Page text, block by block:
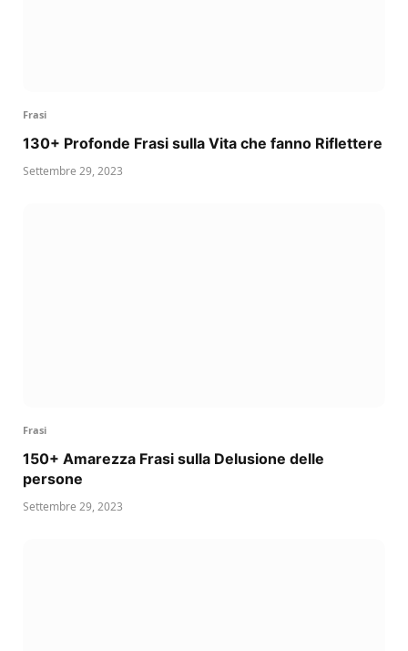
Frasi
130+ Profonde Frasi sulla Vita che fanno Riflettere
Settembre 29, 2023
Frasi
150+ Amarezza Frasi sulla Delusione delle
persone
Settembre 29, 2023